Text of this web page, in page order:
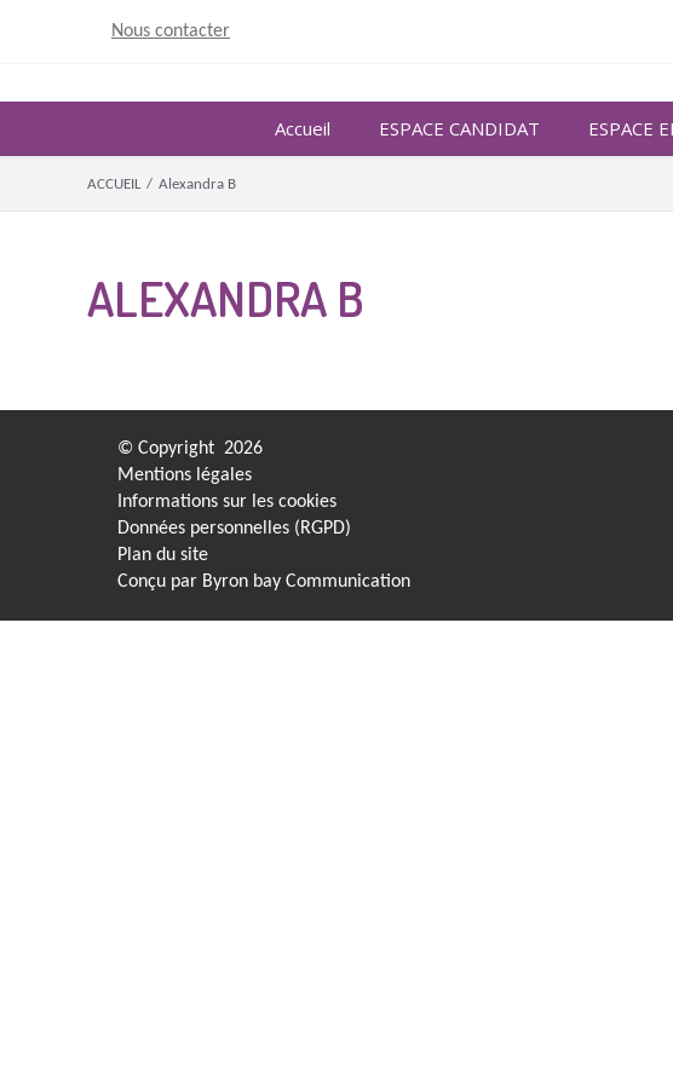
Nous contacter
Accueil ESPACE CANDIDAT ESPACE
ACCUEIL / Alexandra B
ALEXANDRA B
© Copyright 2026
Mentions légales
Informations sur les cookies
Données personnelles (RGPD)
Plan du site
Conçu par Byron bay Communication